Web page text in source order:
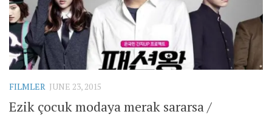
FILMLER JUNE 23, 2015
Ezik çocuk modaya merak sararsa /